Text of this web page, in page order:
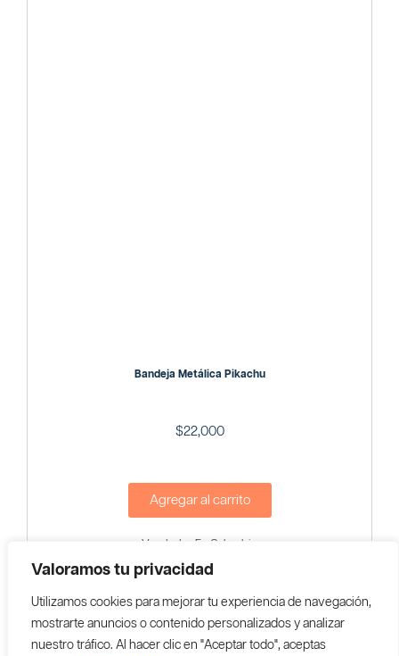
Valoramos tu privacidad
Utilizamos cookies para mejorar tu experiencia de navegación,
mostrarte anuncios o contenido personalizados y analizar
nuestro tráfico. Al hacer clic en "Aceptar todo", aceptas
Bandeja Metálica Pikachu
$22,000
Agregar al carrito
Vendedor En Colombia: